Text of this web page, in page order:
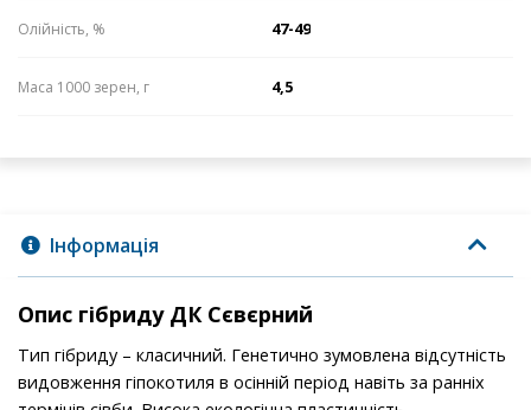
Олійність, % 47-49
Маса 1000 зерен, г 4,5
Інформація
Опис гібриду ДК Сєвєрний
Тип гібриду – класичний. Генетично зумовлена відсутність
видовження гіпокотиля в осінній період навіть за ранніх